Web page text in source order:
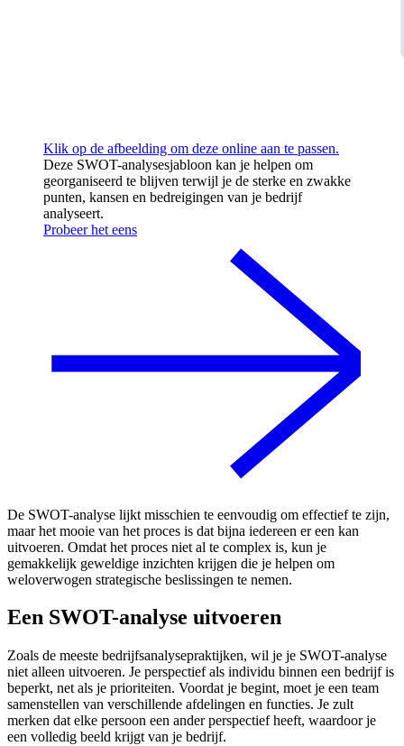
Klik op de afbeelding om deze online aan te passen.
Deze SWOT-analysesjabloon kan je helpen om
georganiseerd te blijven terwijl je de sterke en zwakke
punten, kansen en bedreigingen van je bedrijf
analyseert.
Probeer het eens
De SWOT-analyse lijkt misschien te eenvoudig om effectief te zijn,
maar het mooie van het proces is dat bijna iedereen er een kan
uitvoeren. Omdat het proces niet al te complex is, kun je
gemakkelijk geweldige inzichten krijgen die je helpen om
weloverwogen strategische beslissingen te nemen.
Een SWOT-analyse uitvoeren
Zoals de meeste bedrijfsanalysepraktijken, wil je je SWOT-analyse
niet alleen uitvoeren. Je perspectief als individu binnen een bedrijf is
beperkt, net als je prioriteiten. Voordat je begint, moet je een team
samenstellen van verschillende afdelingen en functies. Je zult
merken dat elke persoon een ander perspectief heeft, waardoor je
een volledig beeld krijgt van je bedrijf.